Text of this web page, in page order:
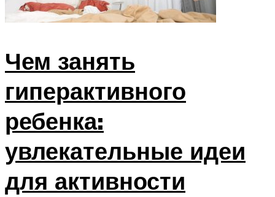
Чем занять
гиперактивного
ребенка:
увлекательные идеи
для активности